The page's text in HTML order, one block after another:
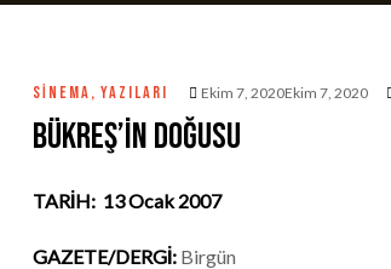
SINEMA, YAZILARI Ekim 7, 2020Ekim 7, 2020
Bükreş’in Doğusu
TARİH: 13 Ocak 2007
GAZETE/DERGİ: Birgün